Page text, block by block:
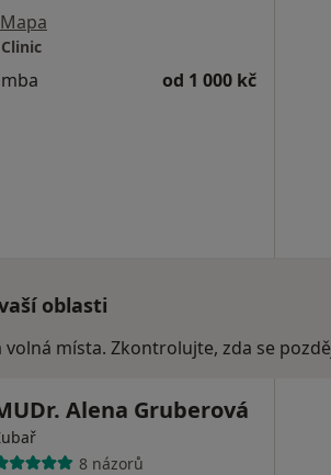
Mapa
od 1 000 kč
oblasti
volná místa. Zkontrolujte, zda se
Alena Gruberová
8 názorů